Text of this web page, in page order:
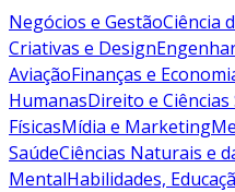
Negócios e GestãoCiência
Criativas e Design
AviaçãoFinanças e
HumanasDireito e Ciências
FísicasMídia e Marketing
SaúdeCiências Naturais e
MentalHabilidades,